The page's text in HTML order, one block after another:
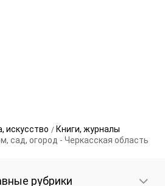
искусство
Книги, журналы
сад, огород - Черкасская область
рубрики